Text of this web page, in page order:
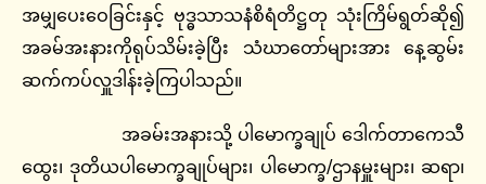
အမျှပေးဝေခြင်းနှင့် ဗုဒ္ဓသာသနံစိရံတိဋ္ဌတု သုံးကြိမ်ရွတ်ဆို၍
အခမ်အးနားကိုရုပ်သိမ်းခဲ့ပြီး သံဃာတော်များအား နေ့ဆွမ်း
ဆက်ကပ်လှူဒါန်းခဲ့ကြပါသည်။
အခမ်းအနားသို့ ပါမောက္ခချုပ် ဒေါက်တာကေသီ
ထွေး၊ ဒုတိယပါမောက္ခချုပ်များ၊ ပါမောက္ခ/ဌာနမှူးများ၊ ဆရာ၊